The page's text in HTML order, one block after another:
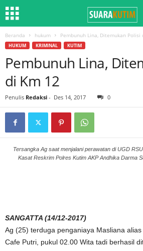
Beranda hukum Pembunuh Lina, Ditemukan Polisi
HUKUM KRIMINAL KUTIM
Pembunuh Lina,
di Km 12
Penulis Redaksi - Des 14, 2017 0
Tersangka Ag saat menjalani perawatan di UGD
Kasat Reskrim Polres Kutim AKP Andhika Darma
SANGATTA (14/12-2017)
Ag (25) terduga penganiaya Masliana
Cafe Putri, pukul 02.00 Wita tadi berhasil